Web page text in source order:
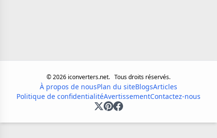
©2026 iconverters.net. Tous droits réservés.
À propos de nousPlan du siteBlogsArticles
Politique de confidentialitéAvertissementContactez-nous